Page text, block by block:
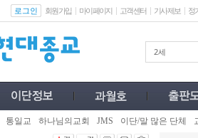
로그인 회원가입 마이페이지 고객센터 기사제보 정
통일교 하나님의교회 JMS 이단/말 많은 단체